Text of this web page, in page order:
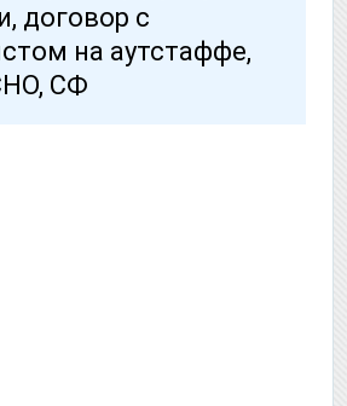
договор с
на аутстаффе,
CФ